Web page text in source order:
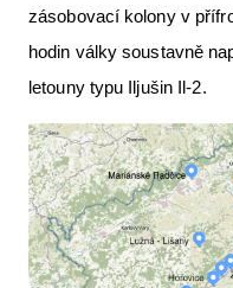
zásobovací kolony v
hodin války soustavně
letouny typu Iljušin Il-2.